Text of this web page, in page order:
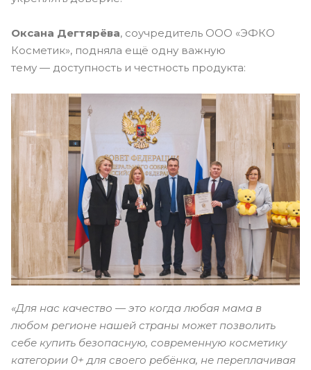
Оксана Дегтярёва, соучредитель ООО «ЭФКО
Косметик», подняла ещё одну важную
тему — доступность и честность продукта:
«Для нас качество — это когда любая мама в
любом регионе нашей страны может позволить
себе купить безопасную, современную косметику
категории 0+ для своего ребёнка, не переплачивая